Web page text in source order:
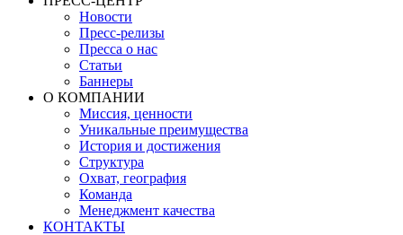
Новости
Пресс-релизы
Пресса о нас
Статьи
Баннеры
О КОМПАНИИ
Миссия, ценности
Уникальные преимущества
История и достижения
Структура
Охват, география
Команда
Менеджмент качества
КОНТАКТЫ